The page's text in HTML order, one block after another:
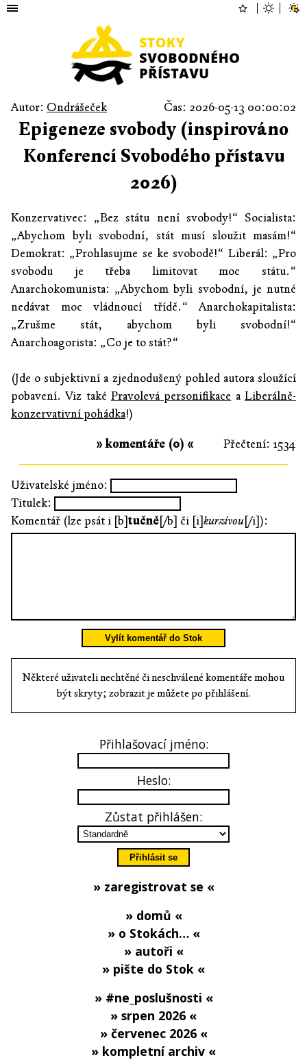
Autor: Ondrášeček Čas: 2026-05-13 00:00:02
Epigeneze svobody (inspirováno
Konferencí Svobodého přístavu
2026)
Konzervativec: „Bez státu není svobody!“ Socialista:
„Abychom byli svobodní, stát musí sloužit masám!“
Demokrat: „Prohlasujme se ke svobodě!“ Liberál: „Pro
svobodu je třeba limitovat moc státu.“
Anarchokomunista: „Abychom byli svobodní, je nutné
nedávat moc vládnoucí třídě.“ Anarchokapitalista:
„Zrušme stát, abychom byli svobodní!“
Anarchoagorista: „Co je to stát?“
(Jde o subjektivní a zjednodušený pohled autora sloužící
pobavení. Viz také Pravolevá personifikace aLiberálně-
konzervativní pohádka!)
Přečtení: 1534
» komentáře (0) «
Uživatelské jméno:
Titulek:
Komentář (lze psát i [b]tučně[/b] či [i]kurzívou[/i]):
Vylít komentář do Stok
Některé uživateli nechtěné či neschválené komentáře mohou
být skryty; zobrazit je můžete po přihlášení.
Přihlašovací jméno:
Heslo:
Zůstat přihlášen:
» zaregistrovat se «
» domů «
» o Stokách… «
» autoři «
» pište do Stok «
» #ne_poslušnosti «
» srpen 2026 «
» červenec 2026 «
» kompletní archiv «